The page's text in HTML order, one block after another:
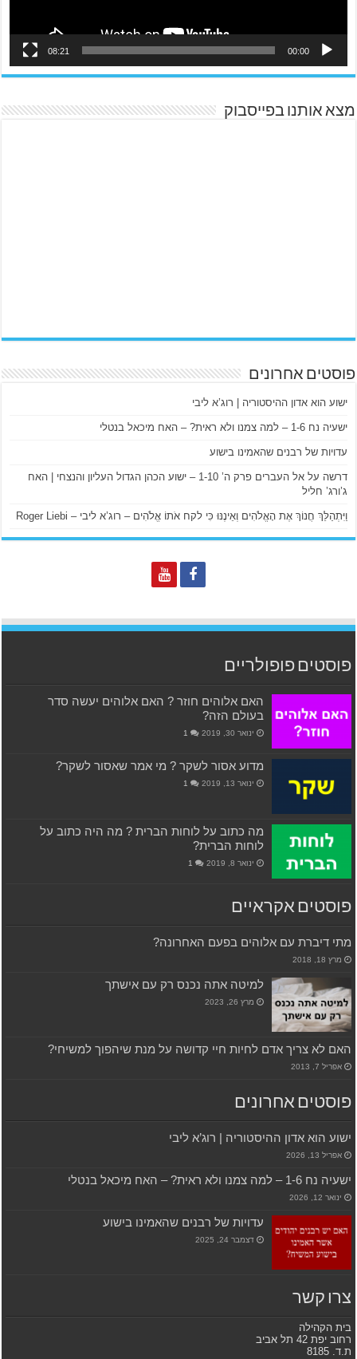
00:00
08:21
מצא אותנו בפייסבוק
פוסטים אחרונים
ישוע הוא אדון ההיסטוריה | רוג’א ליבי
ישעיה נח 1-6 – למה צמנו ולא ראית? – האח מיכאל בנטלי
עדויות של רבנים שהאמינו בישוע
דרשה על אל העברים פרק ה’ 1-10 – ישוע הכהן הגדול העליון והנצחי | האח
ג’ורג’ חליל
וַיִּתְהַלֵּךְ חֲנוֹךְ אֶת הָאֱלֹהִים וְאֵינֶנּוּ כִּי לקח אֹתוֹ אֱלֹהִים – רוג’א ליבי – Roger Liebi
פוסטים פופולריים
האם אלוהים חוזר ? האם אלוהים יעשה סדר
בעולם הזה?
ינואר 30, 2019 1
מדוע אסור לשקר ? מי אמר שאסור לשקר?
ינואר 13, 2019 1
מה כתוב על לוחות הברית ? מה היה כתוב על
לוחות הברית?
ינואר 8, 2019 1
פוסטים אקראיים
מתי דיברת עם אלוהים בפעם האחרונה?
מרץ 18, 2018
למיטה אתה נכנס רק עם אישתך
מרץ 26, 2023
האם לא צריך אדם לחיות חיי קדושה על מנת שיהפוך למשיחי?
אפריל 7, 2013
פוסטים אחרונים
ישוע הוא אדון ההיסטוריה | רוג’א ליבי
אפריל 13, 2026
ישעיה נח 1-6 – למה צמנו ולא ראית? – האח מיכאל בנטלי
ינואר 12, 2026
עדויות של רבנים שהאמינו בישוע
דצמבר 24, 2025
צרו קשר
בית הקהילה
רחוב יפת 42 תל אביב
ת.ד. 8185